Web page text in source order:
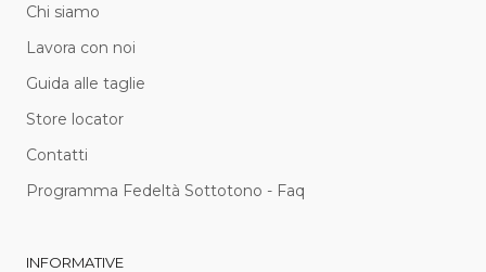
Chi siamo
Lavora con noi
Guida alle taglie
Store locator
Contatti
Programma Fedeltà Sottotono - Faq
INFORMATIVE